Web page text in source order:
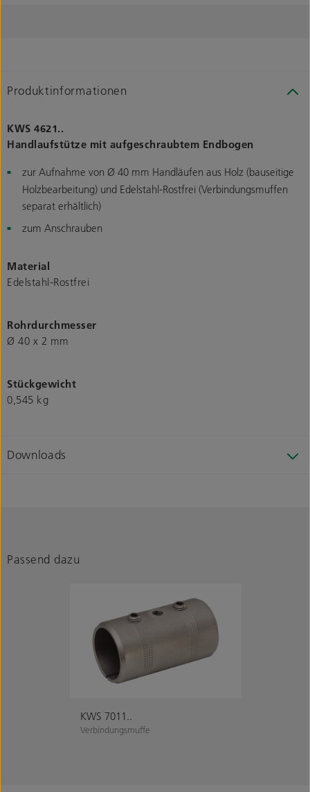
Produktinformationen
KWS 4621..
Handlaufstütze mit aufgeschraubtem Endbogen
zur Aufnahme von Ø 40 mm Handläufen aus Holz (bauseitige
Holzbearbeitung) und Edelstahl-Rostfrei (Verbindungsmuffen
separat erhältlich)
zum Anschrauben
Material
Edelstahl-Rostfrei
Rohrdurchmesser
Ø 40 x 2 mm
Stückgewicht
0,545 kg
Downloads
Passend dazu
KWS 7011..
Verbindungsmuffe